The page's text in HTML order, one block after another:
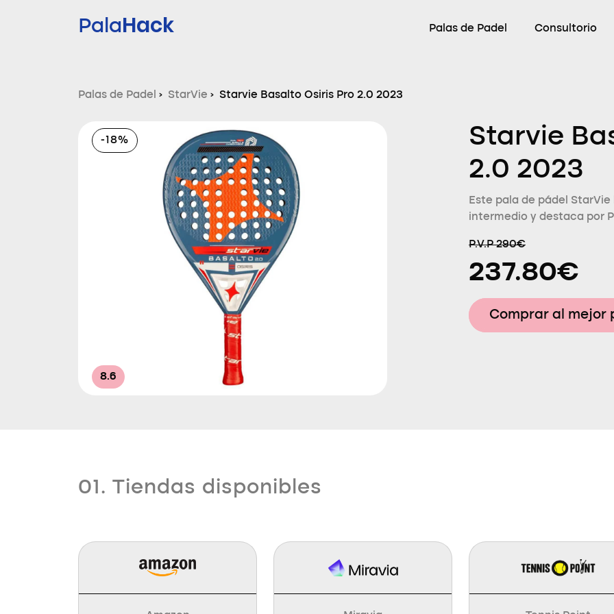
PalaHack Palas de Padel Consultorio
Palas de Padel › StarVie › Starvie Basalto Osiris Pro 2.0 2023
-18%
8.6
Starvie
2.0 2023
Este pala de pádel
intermedio y destaca por
P.V.P 290€
237.80€
Comprar al mejor
01. Tiendas disponibles